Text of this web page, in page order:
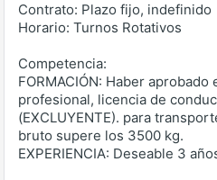
Contrato: Plazo fijo, indefinido
Horario: Turnos Rotativos
Competencia:
FORMACIÓN: Haber
profesional, licencia de
(EXCLUYENTE). para
bruto supere los 3500 kg.
EXPERIENCIA: Deseable 3